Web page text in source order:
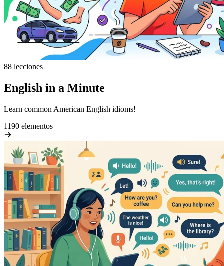
88 lecciones
English in a Minute
Learn common American English idioms!
1190 elementos